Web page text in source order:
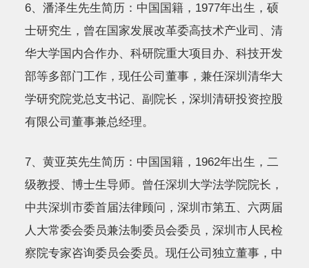
6、潘泽生先生简历：中国国籍，1977年出生，硕
士研究生，曾在国家发展改革委高技术产业司、清
华大学国内合作办、科研院重大项目办、科技开发
部等多部门工作，现任公司董事，兼任深圳清华大
学研究院党总支书记、副院长，深圳清研投资控股
有限公司董事兼总经理。
7、黄亚英先生简历：中国国籍，1962年出生，二
级教授、博士生导师。曾任深圳大学法学院院长，
中共深圳市委首届法律顾问，深圳市第五、六两届
人大常委会委员兼法制委员会委员，深圳市人民检
察院专家咨询委员会委员。现任公司独立董事，中